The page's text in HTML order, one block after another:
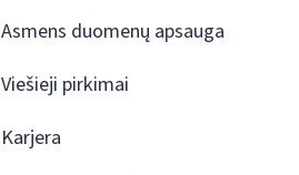
Asmens duomenų apsauga
Viešieji pirkimai
Karjera